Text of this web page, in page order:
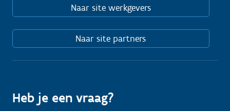
Naar site werkgevers
Naar site partners
Heb je een vraag?